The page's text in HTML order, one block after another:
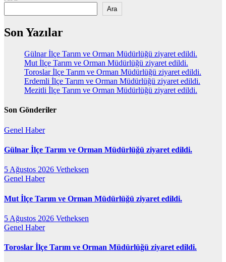
Ara
Son Yazılar
Gülnar İlçe Tarım ve Orman Müdürlüğü ziyaret edildi.
Mut İlçe Tarım ve Orman Müdürlüğü ziyaret edildi.
Toroslar İlçe Tarım ve Orman Müdürlüğü ziyaret edildi.
Erdemli İlçe Tarım ve Orman Müdürlüğü ziyaret edildi.
Mezitli İlçe Tarım ve Orman Müdürlüğü ziyaret edildi.
Son Gönderiler
Genel Haber
Gülnar İlçe Tarım ve Orman Müdürlüğü ziyaret edildi.
5 Ağustos 2026 Vetheksen
Genel Haber
Mut İlçe Tarım ve Orman Müdürlüğü ziyaret edildi.
5 Ağustos 2026 Vetheksen
Genel Haber
Toroslar İlçe Tarım ve Orman Müdürlüğü ziyaret edildi.